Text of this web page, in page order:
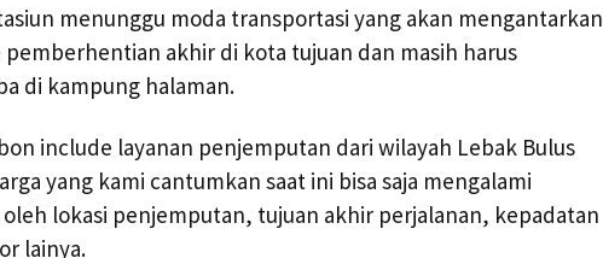
menunggu moda transportasi yang akan mengantarkan
akhir di kota tujuan dan masih harus
di kampung halaman.
include layanan penjemputan dari wilayah Lebak Bulus
yang kami cantumkan saat ini bisa saja mengalami
lokasi penjemputan, tujuan akhir perjalanan, kepadatan
lainya.